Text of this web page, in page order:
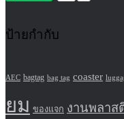
ป้ายกำกับ
AEC bagtag bag tag coaster
ยม ของแจก งานพลาส